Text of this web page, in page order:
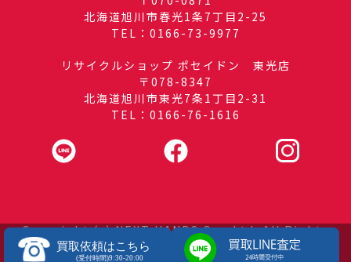
北海道旭川市春光1条7丁目2-25
TEL：0166-73-9977
リサイクルショップ ポセイドン 東光店
〒078-8347
北海道旭川市東光7条1丁目2-31
TEL：0166-76-1616
Copyright (c) NEXT HANDS Co., Ltd. All Rights
Reserved.